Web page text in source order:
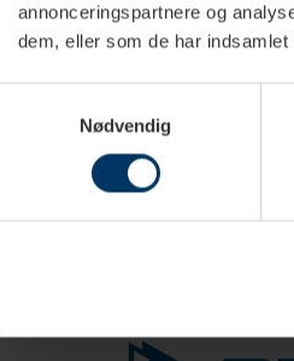
annonceringspartnere og
dem, eller som de har
Nødvendig
2.999,00 DKK 1.198,00 DKK